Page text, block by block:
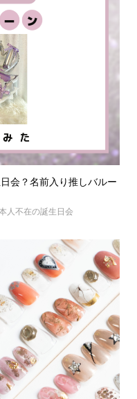
会？名前入り推しバルー
人不在の誕生日会